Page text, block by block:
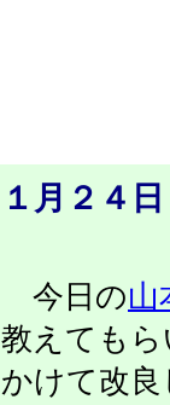
１月２４
今日の山
教えても
かけて改